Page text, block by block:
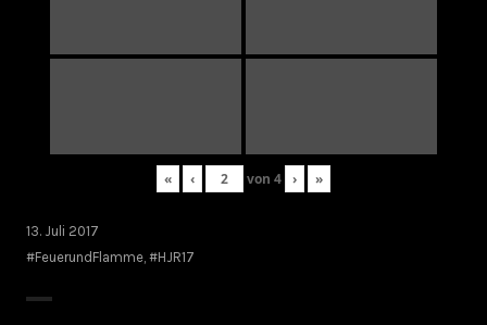
« ‹ von 4 › »
13. Juli 2017
#FeuerundFlamme #HJR17